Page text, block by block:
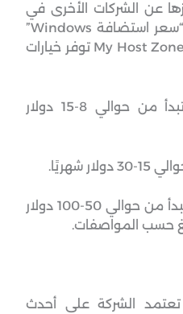
عن الشركات الأخرى في
السوق. إذا كنت تبحث عن “سعر استضافة Windows”
تنافسي وميزات رائعة، فإن My Host Zone توفر خيارات
✔ الاستضافة المشتركة: تبدأ من حوالي 8-15 دولار
✔ الاستضافة المخصصة: تبدأ من حوالي 50-100 دولار
حسب المواصفات.
تعتمد الشركة على أحدث